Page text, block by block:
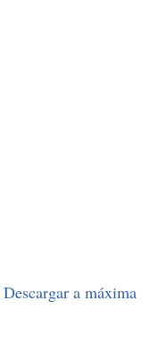
Descargar a máxima